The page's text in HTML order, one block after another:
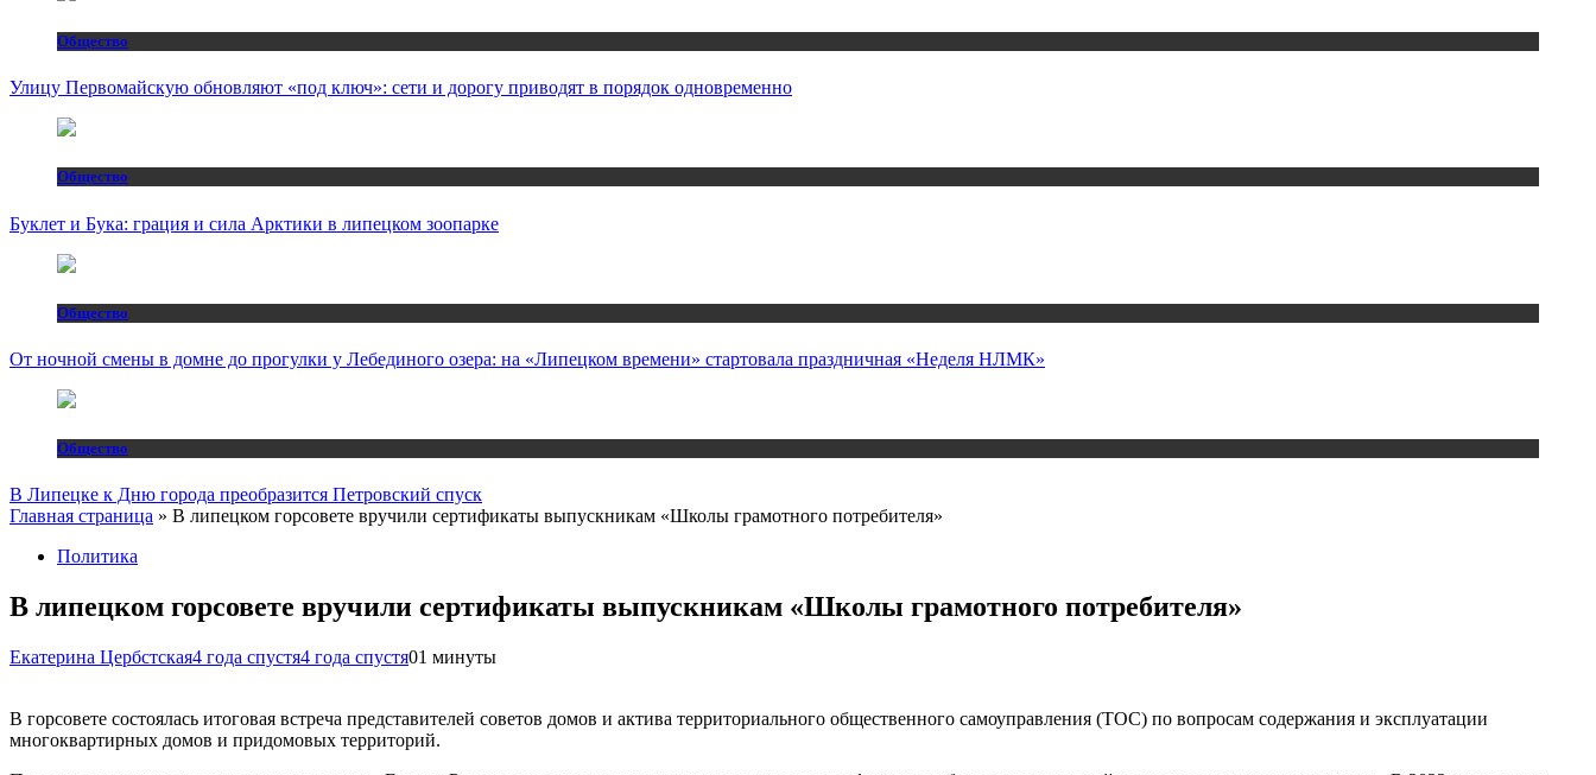
Общество
Улицу Первомайскую обновляют «под ключ»: сети и дорогу приводят в порядок одновременно
Общество
Буклет и Бука: грация и сила Арктики в липецком зоопарке
Общество
От ночной смены в домне до прогулки у Лебединого озера: на «Липецком времени» стартовала праздничная «Неделя НЛМК»
Общество
В Липецке к Дню города преобразится Петровский спуск
Главная страница » В липецком горсовете вручили сертификаты выпускникам «Школы грамотного потребителя»
Политика
В липецком горсовете вручили сертификаты выпускникам «Школы грамотного потребителя»
Екатерина Цербстская4 года спустя4 года спустя01 минуты
В горсовете состоялась итоговая встреча представителей советов домов и актива территориального общественного самоуправления (ТОС) по вопросам содержания и эксплуатации
многоквартирных домов и придомовых территорий.